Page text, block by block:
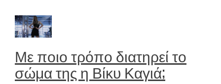
Με ποιο τρόπο διατηρεί το
σώμα της η Βίκυ Καγιά;